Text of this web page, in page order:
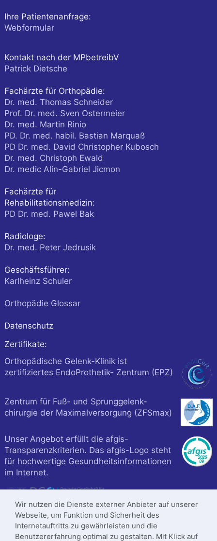
Ihre Patientenanfrage:
Webformular
Kontakt nach der MPbetreibV
Patrick Dietsche
Fachärzte für Orthopädie:
Dr. med. Thomas Schneider
Prof. Dr. med. Sven Ostermeier
Dr. med. Martin Rinio
PD. Dr. med. habil. Bastian Marquaß
PD Dr. med. David Christopher Kubosch
Dr. med. Christoph Ewald
Dr. medic Alin-Gabriel Jicmon
Fachärzte für
Rehabilitationsmedizin:
PD Dr. med. Pawel Bak
Radiologe:
Dr. med. Peter Jedrusik
Geschäftsführer:
Karlheinz Schuler
Orthopädie Glossar
Datenschutz
Zertifikate:
Orthopädische Gelenk-Klinik ist
zertifiziertes EndoProthetik- Zentrum (EPZ)
Zentrum für Fuß- und Sprunggelenk-
chirurgie der Maximalversorgung (ZFSmax)
Unser Angebot erfüllt die afgis-
Transparenzkriterien. Das afgis-Logo steht
für hochwertige Gesundheitsinformationen
im Internet.
Wir nutzen die Dienste externer Anbieter auf unserer
Webseite, um Funktion und Sicherheit des
Internetauftritts zu gewährleisten und die
Benutzererfahrung optimal zu gestalten. Mit Klick auf